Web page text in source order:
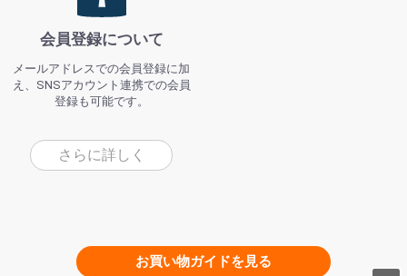
会員登録について
メールアドレスでの会員登録に加
え、SNSアカウント連携での会員
登録も可能です。
さらに詳しく
お買い物ガイドを見る